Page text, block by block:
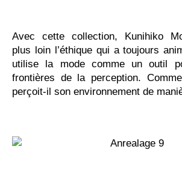
Avec cette collection, Kunihiko
plus loin l’éthique qui a toujours
utilise la mode comme un outil
frontières de la perception.
perçoit-il son environnement de